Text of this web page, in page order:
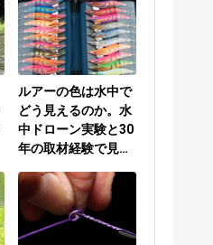
ーの結び方編
ルアーの色は水中で
どう見えるのか。水
中ドローン実験と30
年の取材経験で見え